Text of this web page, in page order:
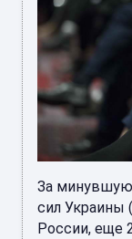
За
сил Украины
России, еще